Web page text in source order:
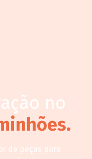
no
de peças para